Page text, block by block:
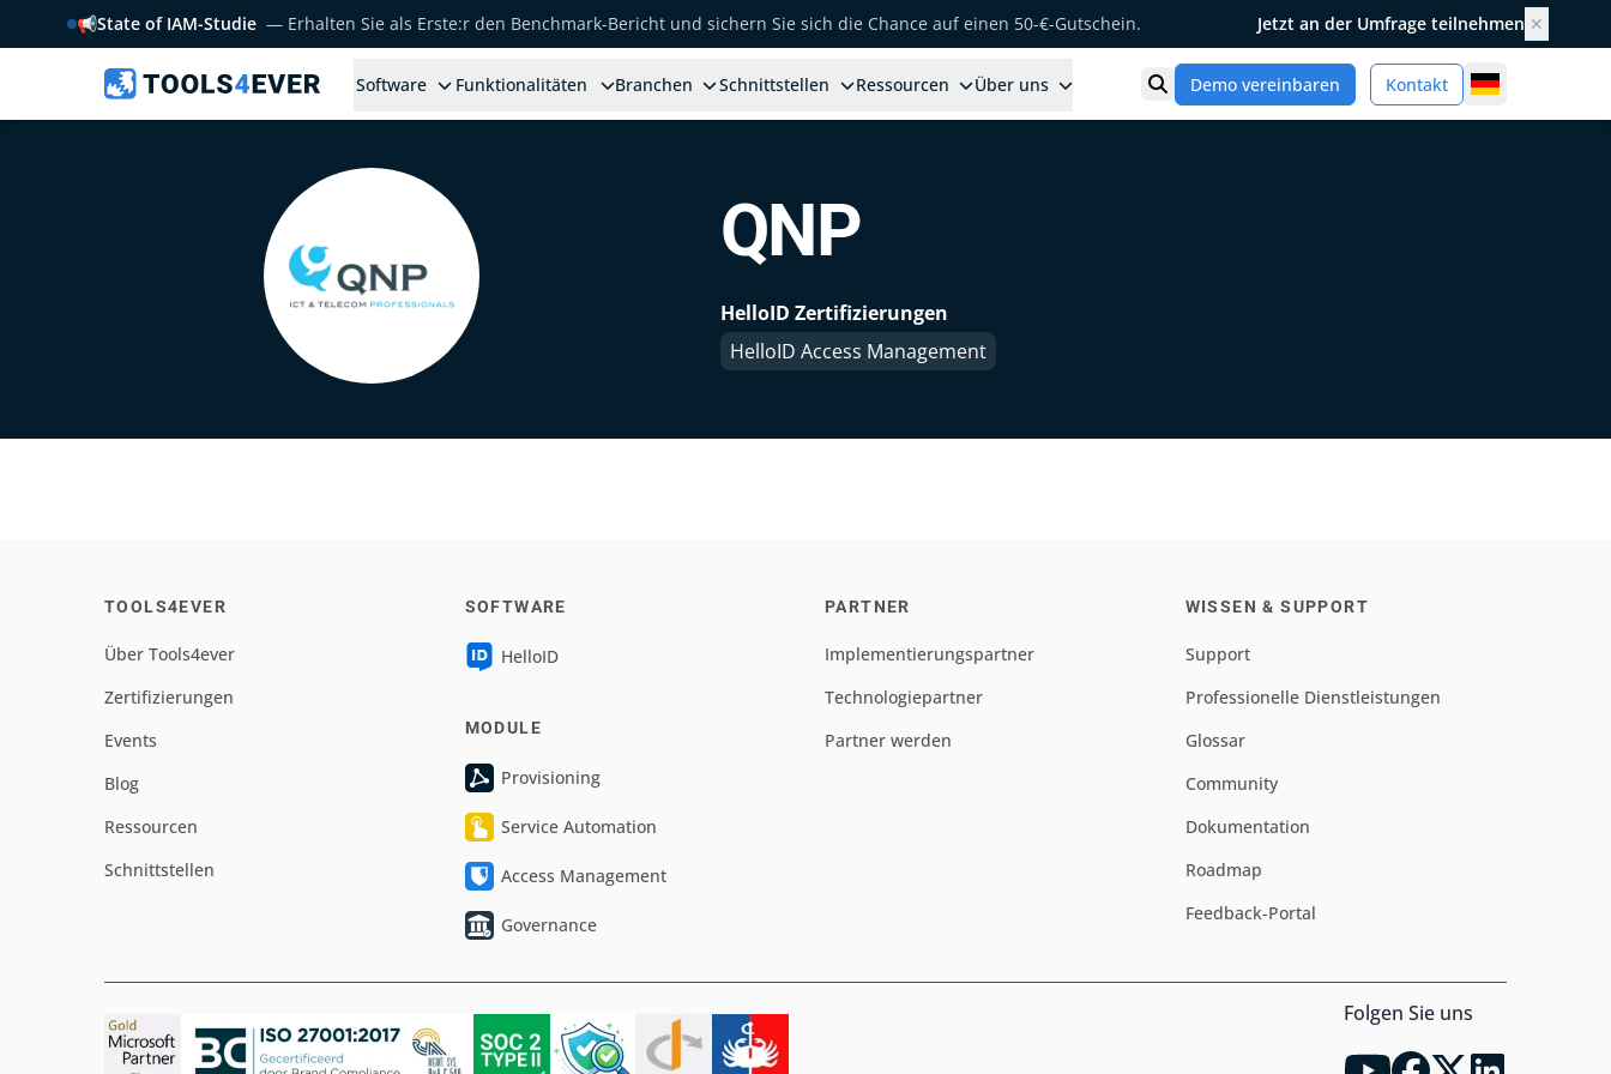
📢State of IAM-Studie — Erhalten Sie als Erste:r den Benchmark-Bericht und sichern Sie sich die Chance auf einen 50-€-Gutschein. Jetzt an der Umfrage teilnehmen ✕
Software Funktionalitäten Branchen Schnittstellen Ressourcen Über uns Suche öffnen
Demo vereinbaren Kontakt Germany
QNP
HelloID Zertifizierungen
HelloID Access Management
TOOLS4EVER
Über Tools4ever
Zertifizierungen
Events
Blog
Ressourcen
Schnittstellen
SOFTWARE
HelloID
MODULE
Provisioning
Service Automation
Access Management
Governance
PARTNER
Implementierungspartner
Technologiepartner
Partner werden
WISSEN & SUPPORT
Support
Professionelle Dienstleistungen
Glossar
Community
Dokumentation
Roadmap
Feedback-Portal
Folgen Sie uns